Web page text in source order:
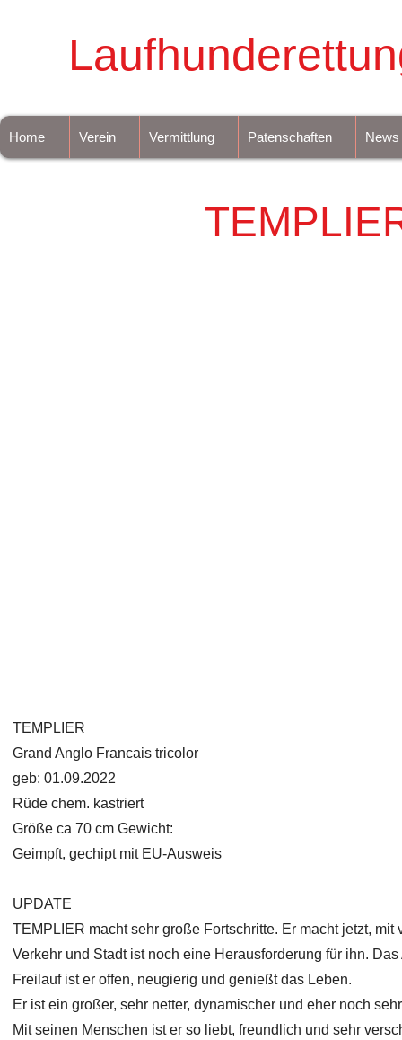
Home Verein Vermittlung Patenschaften News
TEMPLIER
Grand Anglo Francais tricolor
geb: 01.09.2022
Rüde chem. kastriert
Größe ca 70 cm Gewicht:
Geimpft, gechipt mit EU-Ausweis
UPDATE
TEMPLIER macht sehr große Fortschritte. Er macht jetzt,
Verkehr und Stadt ist noch eine Herausforderung für ihn.
Freilauf ist er offen, neugierig und genießt das Leben.
Er ist ein großer, sehr netter, dynamischer und eher noch
Mit seinen Menschen ist er so liebt, freundlich und sehr